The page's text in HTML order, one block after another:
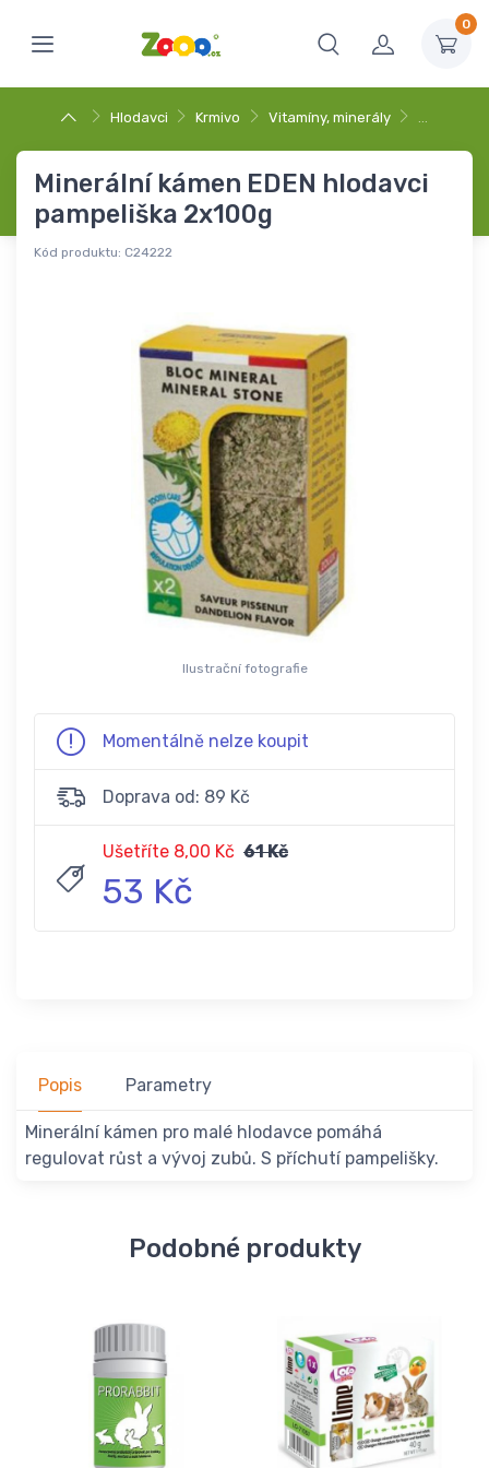
0
Hlodavci Krmivo Vitamíny, minerály …
Minerální kámen EDEN hlodavci
pampeliška 2x100g
Kód produktu: C24222
Ilustrační fotografie
Momentálně nelze koupit
Doprava od: 89 Kč
Ušetříte 8,00 Kč 61 Kč
53 Kč
Popis Parametry
Minerální kámen pro malé hlodavce pomáhá
regulovat růst a vývoj zubů. S příchutí pampelišky.
Podobné produkty